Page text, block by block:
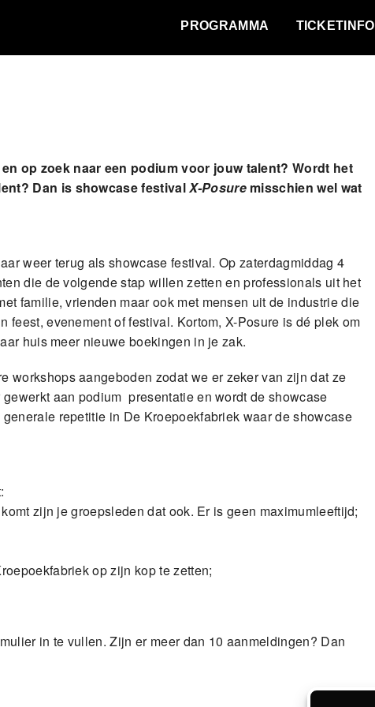
PROGRAMMA TICKETINFO
op zoek naar een podium voor jouw talent? Wordt het
Dan is showcase festivalX-Posuremisschien wel wat
weer terug als showcase festival. Op zaterdagmiddag 4
die de volgende stap willen zetten en professionals uit het
familie, vrienden maar ook met mensen uit de industrie die
evenement of festival. Kortom, X-Posure is dé plek om
huis meer nieuwe boekingen in je zak.
workshops aangeboden zodat we er zeker van zijn dat ze
aan podium presentatie en wordt de showcase
repetitie in De Kroepoekfabriek waar de showcase
zijn je groepsleden dat ook. Er is geen maximumleeftijd;
op zijn kop te zetten;
in te vullen. Zijn er meer dan 10 aanmeldingen? Dan